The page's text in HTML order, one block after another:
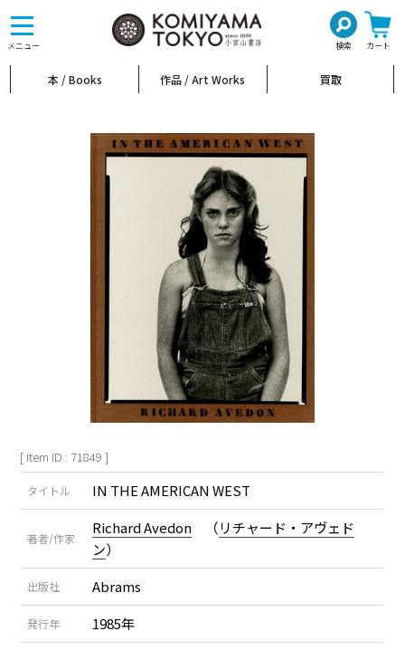
メニュー 検索 カート
toggle
navigation
本 / Books 作品 / Art Works 買取
[ Item ID : 71849 ]
タイトル IN THE AMERICAN WEST
著者/作家
Richard Avedon （リチャード・アヴェド
ン）
出版社 Abrams
発行年 1985年